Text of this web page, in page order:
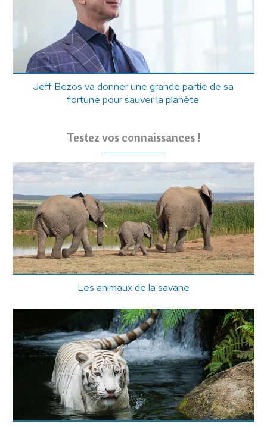
Jeff Bezos va donner une grande partie de sa
fortune pour sauver la planète
Testez vos connaissances !
Les animaux de la savane